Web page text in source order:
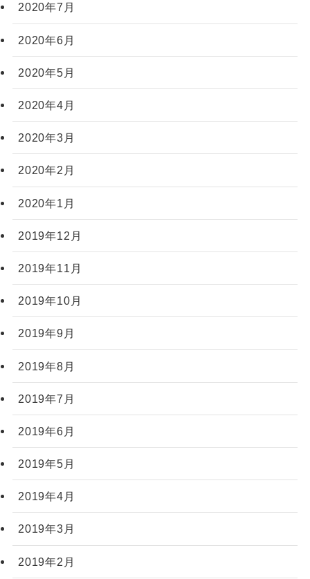
2020年7月
2020年6月
2020年5月
2020年4月
2020年3月
2020年2月
2020年1月
2019年12月
2019年11月
2019年10月
2019年9月
2019年8月
2019年7月
2019年6月
2019年5月
2019年4月
2019年3月
2019年2月